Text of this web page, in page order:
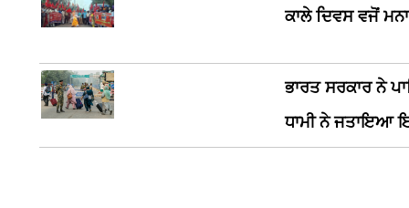
ਕਾਲੇ ਦਿਵਸ ਵਜੋਂ
ਭਾਰਤ ਸਰਕਾਰ ਨੇ
ਧਾਮੀ ਨੇ ਜਤਾਇਆ